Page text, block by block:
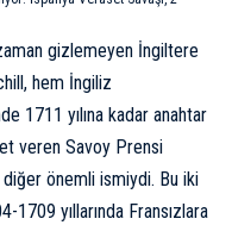
gizlemeyen İngiltere
hem İngiliz
1711 yılına kadar anahtar
veren Savoy Prensi
diğer önemli ismiydi. Bu iki
1709 yıllarında Fransızlara